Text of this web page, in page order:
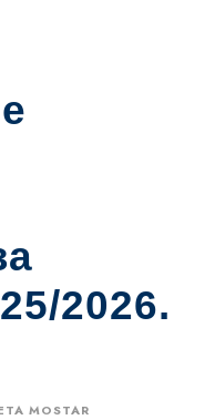
2026.
MOSTAR